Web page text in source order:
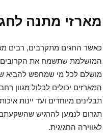
מארזי מתנה לחג
כאשר החגים מתקרבים, רבים
המושלמת שתשמח את הקרובים
מושלם לכל מי שמחפש להביא
המארזים יכולים לכלול מגוון
תבלינים מיוחדים ועד יינות
תגרום לנמען להרגיש
לאווירה החגיגית.